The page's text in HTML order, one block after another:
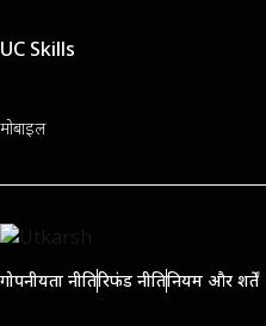
UC Skills
मोबाइल
गोपनीयता नीतिरिफंड नीतिनियम और शर्तें